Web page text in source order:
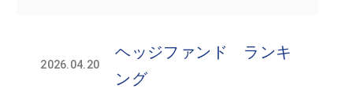
2026.04.20
ヘッジファンド ランキ
ング